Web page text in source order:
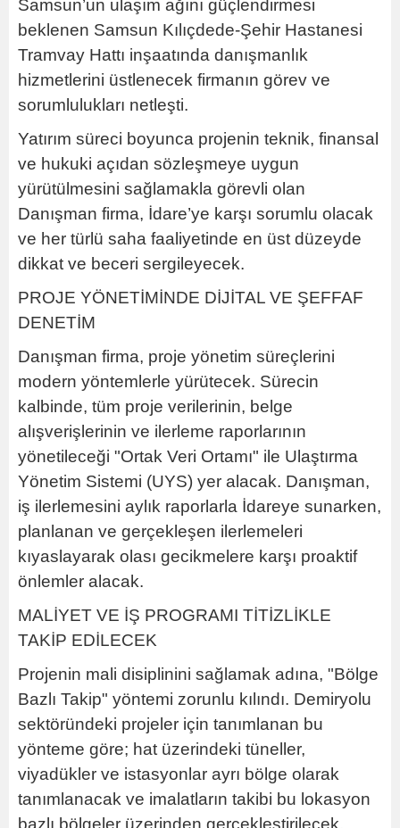
Samsun’un ulaşım ağını güçlendirmesi
beklenen Samsun Kılıçdede-Şehir Hastanesi
Tramvay Hattı inşaatında danışmanlık
hizmetlerini üstlenecek firmanın görev ve
sorumlulukları netleşti.
Yatırım süreci boyunca projenin teknik, finansal
ve hukuki açıdan sözleşmeye uygun
yürütülmesini sağlamakla görevli olan
Danışman firma, İdare’ye karşı sorumlu olacak
ve her türlü saha faaliyetinde en üst düzeyde
dikkat ve beceri sergileyecek.
PROJE YÖNETİMİNDE DİJİTAL VE ŞEFFAF
DENETİM
Danışman firma, proje yönetim süreçlerini
modern yöntemlerle yürütecek. Sürecin
kalbinde, tüm proje verilerinin, belge
alışverişlerinin ve ilerleme raporlarının
yönetileceği "Ortak Veri Ortamı" ile Ulaştırma
Yönetim Sistemi (UYS) yer alacak. Danışman,
iş ilerlemesini aylık raporlarla İdareye sunarken,
planlanan ve gerçekleşen ilerlemeleri
kıyaslayarak olası gecikmelere karşı proaktif
önlemler alacak.
MALİYET VE İŞ PROGRAMI TİTİZLİKLE
TAKİP EDİLECEK
Projenin mali disiplinini sağlamak adına, "Bölge
Bazlı Takip" yöntemi zorunlu kılındı. Demiryolu
sektöründeki projeler için tanımlanan bu
yönteme göre; hat üzerindeki tüneller,
viyadükler ve istasyonlar ayrı bölge olarak
tanımlanacak ve imalatların takibi bu lokasyon
bazlı bölgeler üzerinden gerçekleştirilecek.